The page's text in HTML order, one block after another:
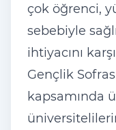
çok öğrenci,
sebebiyle
ihtiyacını
Gençlik
kapsamında